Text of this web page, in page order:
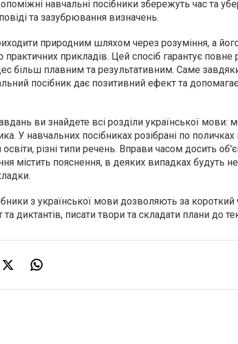
навчальні посібники збережуть час та
та зазубрювання визначень.
природним шляхом через розуміння, а
прикладів. Цей спосіб гарантує повне
більш плавним та результативним. Саме
посібник дає позитивний ефект та
ви знайдете всі розділи української мови:
У навчальних посібниках розібрані по поличках
різні типи речень. Вправи часом досить
містить пояснення, в деяких випадках будуть
з української мови дозволяють за короткий
диктантів, писати твори та складати плани до